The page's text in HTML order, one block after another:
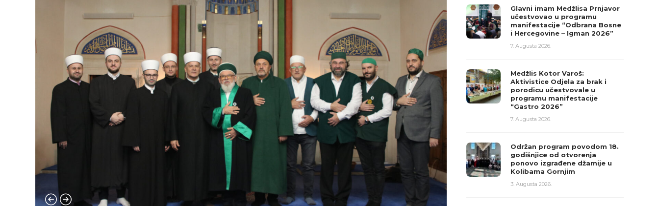
Glavni imam Medžlisa Prnjavor
učestvovao u programu
manifestacije “Odbrana Bosne
i Hercegovine – Igman 2026”
7. Augusta 2026.
Medžlis Kotor Varoš:
Aktivistice Odjela za brak i
porodicu učestvovale u
programu manifestacije
“Gastro 2026”
7. Augusta 2026.
Održan program povodom 18.
godišnjice od otvorenja
ponovo izgrađene džamije u
Kolibama Gornjim
3. Augusta 2026.